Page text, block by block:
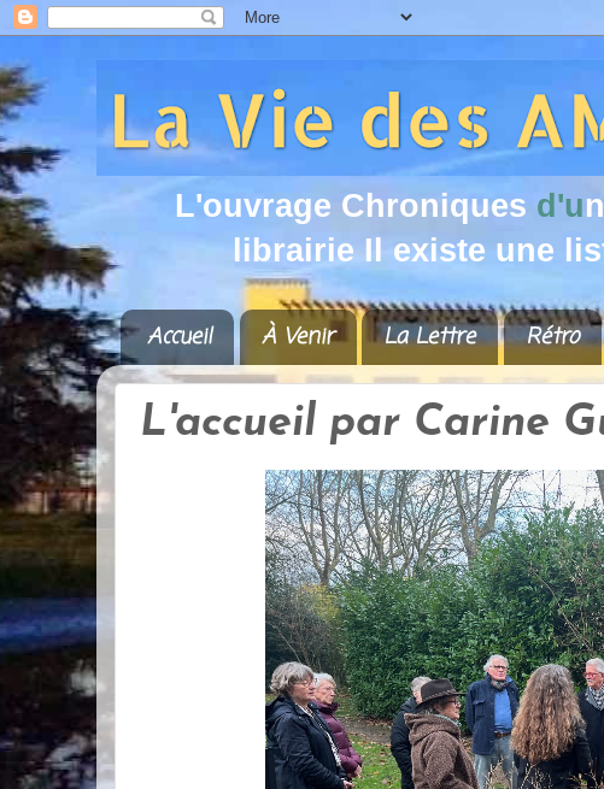
L'ouvrage C hroniques d 'un
i brairie I existe une is
Accueil À Venir La Lettre Rétro
L'accueil par Carine